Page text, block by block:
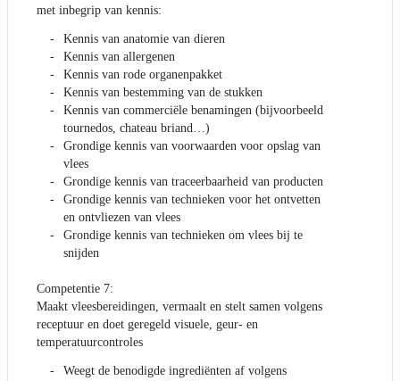
met inbegrip van kennis:
Kennis van anatomie van dieren
Kennis van allergenen
Kennis van rode organenpakket
Kennis van bestemming van de stukken
Kennis van commerciële benamingen (bijvoorbeeld
tournedos, chateau briand…)
Grondige kennis van voorwaarden voor opslag van
vlees
Grondige kennis van traceerbaarheid van producten
Grondige kennis van technieken voor het ontvetten
en ontvliezen van vlees
Grondige kennis van technieken om vlees bij te
snijden
Competentie 7:
Maakt vleesbereidingen, vermaalt en stelt samen volgens
receptuur en doet geregeld visuele, geur- en
temperatuurcontroles
Weegt de benodigde ingrediënten af volgens